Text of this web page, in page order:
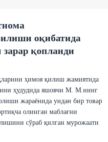
оқибатида
зарар қопланди
ҳимоя қилиш жамиятида
ҳудудида яшовчи М. М.нинг
жараёнида ундан бир товар
олинган маблағни
сўраб қилган мурожаати